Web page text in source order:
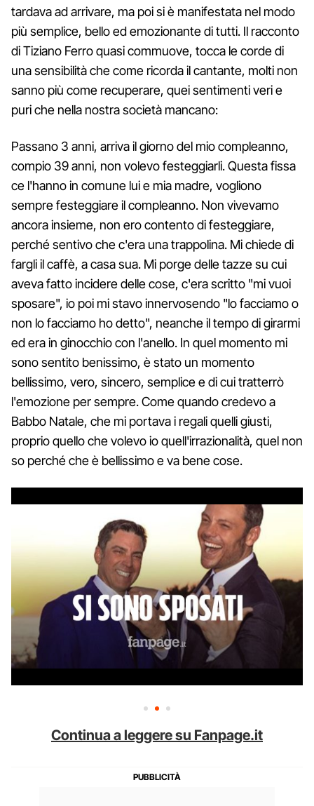
tardava ad arrivare, ma poi si è manifestata nel modo
più semplice, bello ed emozionante di tutti. Il racconto
di Tiziano Ferro quasi commuove, tocca le corde di
una sensibilità che come ricorda il cantante, molti non
sanno più come recuperare, quei sentimenti veri e
puri che nella nostra società mancano:
Passano 3 anni, arriva il giorno del mio compleanno,
compio 39 anni, non volevo festeggiarli. Questa fissa
ce l'hanno in comune lui e mia madre, vogliono
sempre festeggiare il compleanno. Non vivevamo
ancora insieme, non ero contento di festeggiare,
perché sentivo che c'era una trappolina. Mi chiede di
fargli il caffè, a casa sua. Mi porge delle tazze su cui
aveva fatto incidere delle cose, c'era scritto "mi vuoi
sposare", io poi mi stavo innervosendo "lo facciamo o
non lo facciamo ho detto", neanche il tempo di girarmi
ed era in ginocchio con l'anello. In quel momento mi
sono sentito benissimo, è stato un momento
bellissimo, vero, sincero, semplice e di cui tratterrò
l'emozione per sempre. Come quando credevo a
Babbo Natale, che mi portava i regali quelli giusti,
proprio quello che volevo io quell'irrazionalità, quel non
so perché che è bellissimo e va bene cose.
Continua a leggere su Fanpage.it